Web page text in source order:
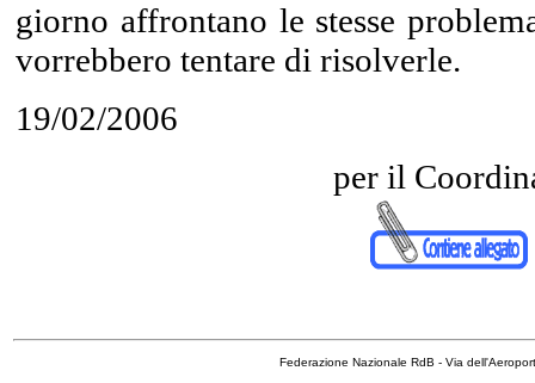
giorno affrontano le stesse
vorrebbero tentare di risolverle.
19/02/2006
per il
Federazione Nazionale RdB - Via